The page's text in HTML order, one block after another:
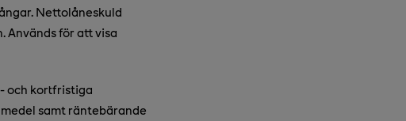
Nettolåneskuld
Används för att visa
och kortfristiga
samt räntebärande